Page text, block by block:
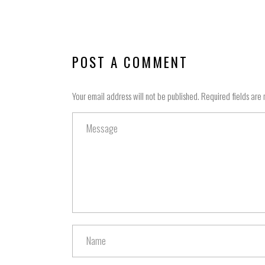
POST A COMMENT
Your email address will not be published. Required fields are